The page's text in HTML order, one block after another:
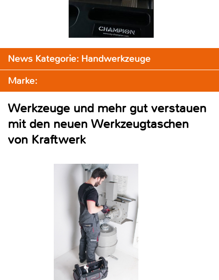
News Kategorie: Handwerkzeuge
Marke:
Werkzeuge und mehr gut verstauen
mit den neuen Werkzeugtaschen
von Kraftwerk